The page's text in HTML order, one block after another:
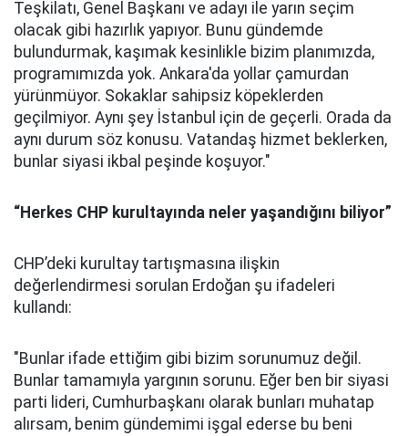
Teşkilatı, Genel Başkanı ve adayı ile yarın seçim
olacak gibi hazırlık yapıyor. Bunu gündemde
bulundurmak, kaşımak kesinlikle bizim planımızda,
programımızda yok. Ankara'da yollar çamurdan
yürünmüyor. Sokaklar sahipsiz köpeklerden
geçilmiyor. Aynı şey İstanbul için de geçerli. Orada da
aynı durum söz konusu. Vatandaş hizmet beklerken,
bunlar siyasi ikbal peşinde koşuyor."
“Herkes CHP kurultayında neler yaşandığını biliyor”
CHP’deki kurultay tartışmasına ilişkin
değerlendirmesi sorulan Erdoğan şu ifadeleri
kullandı:
"Bunlar ifade ettiğim gibi bizim sorunumuz değil.
Bunlar tamamıyla yargının sorunu. Eğer ben bir siyasi
parti lideri, Cumhurbaşkanı olarak bunları muhatap
alırsam, benim gündemimi işgal ederse bu beni